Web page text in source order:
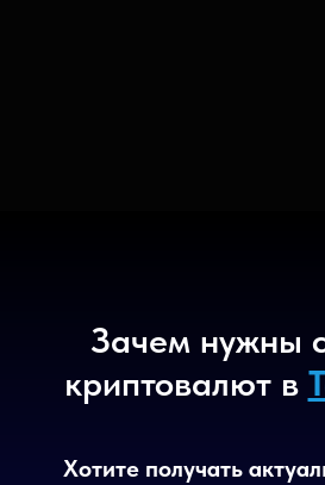
Зачем нужны
криптовалют в
Хотите получать